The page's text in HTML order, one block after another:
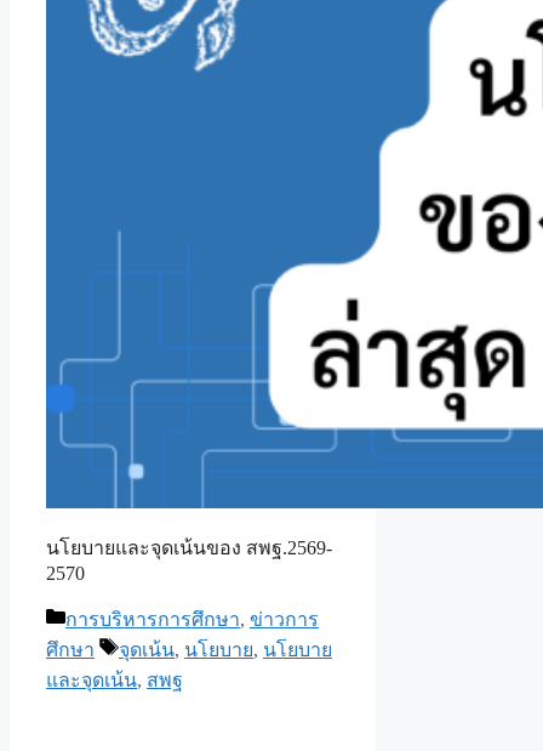
นโยบายและจุดเน้นของ สพฐ.2569-
2570
Categories
การบริหารการศึกษา, ข่าวการ
ศึกษา
Tags
จุดเน้น, นโยบาย, นโยบาย
และจุดเน้น, สพฐ